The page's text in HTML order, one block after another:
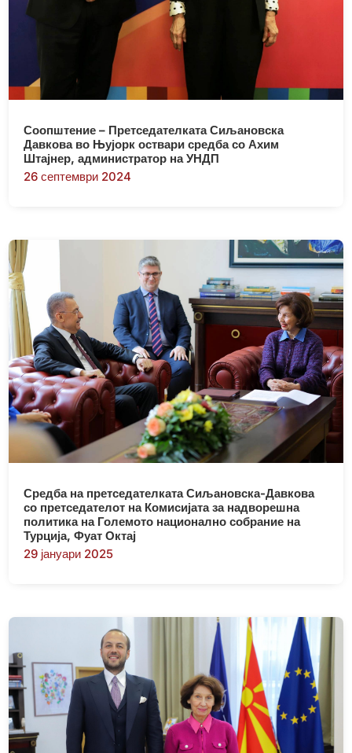
Соопштение – Претседателката Сиљановска
Давкова во Њујорк оствари средба со Ахим
Штајнер, администратор на УНДП
26 септември 2024
Средба на претседателката Сиљановска-Давкова
со претседателот на Комисијата за надворешна
политика на Големото национално собрание на
Турција, Фуат Октај
29 јануари 2025